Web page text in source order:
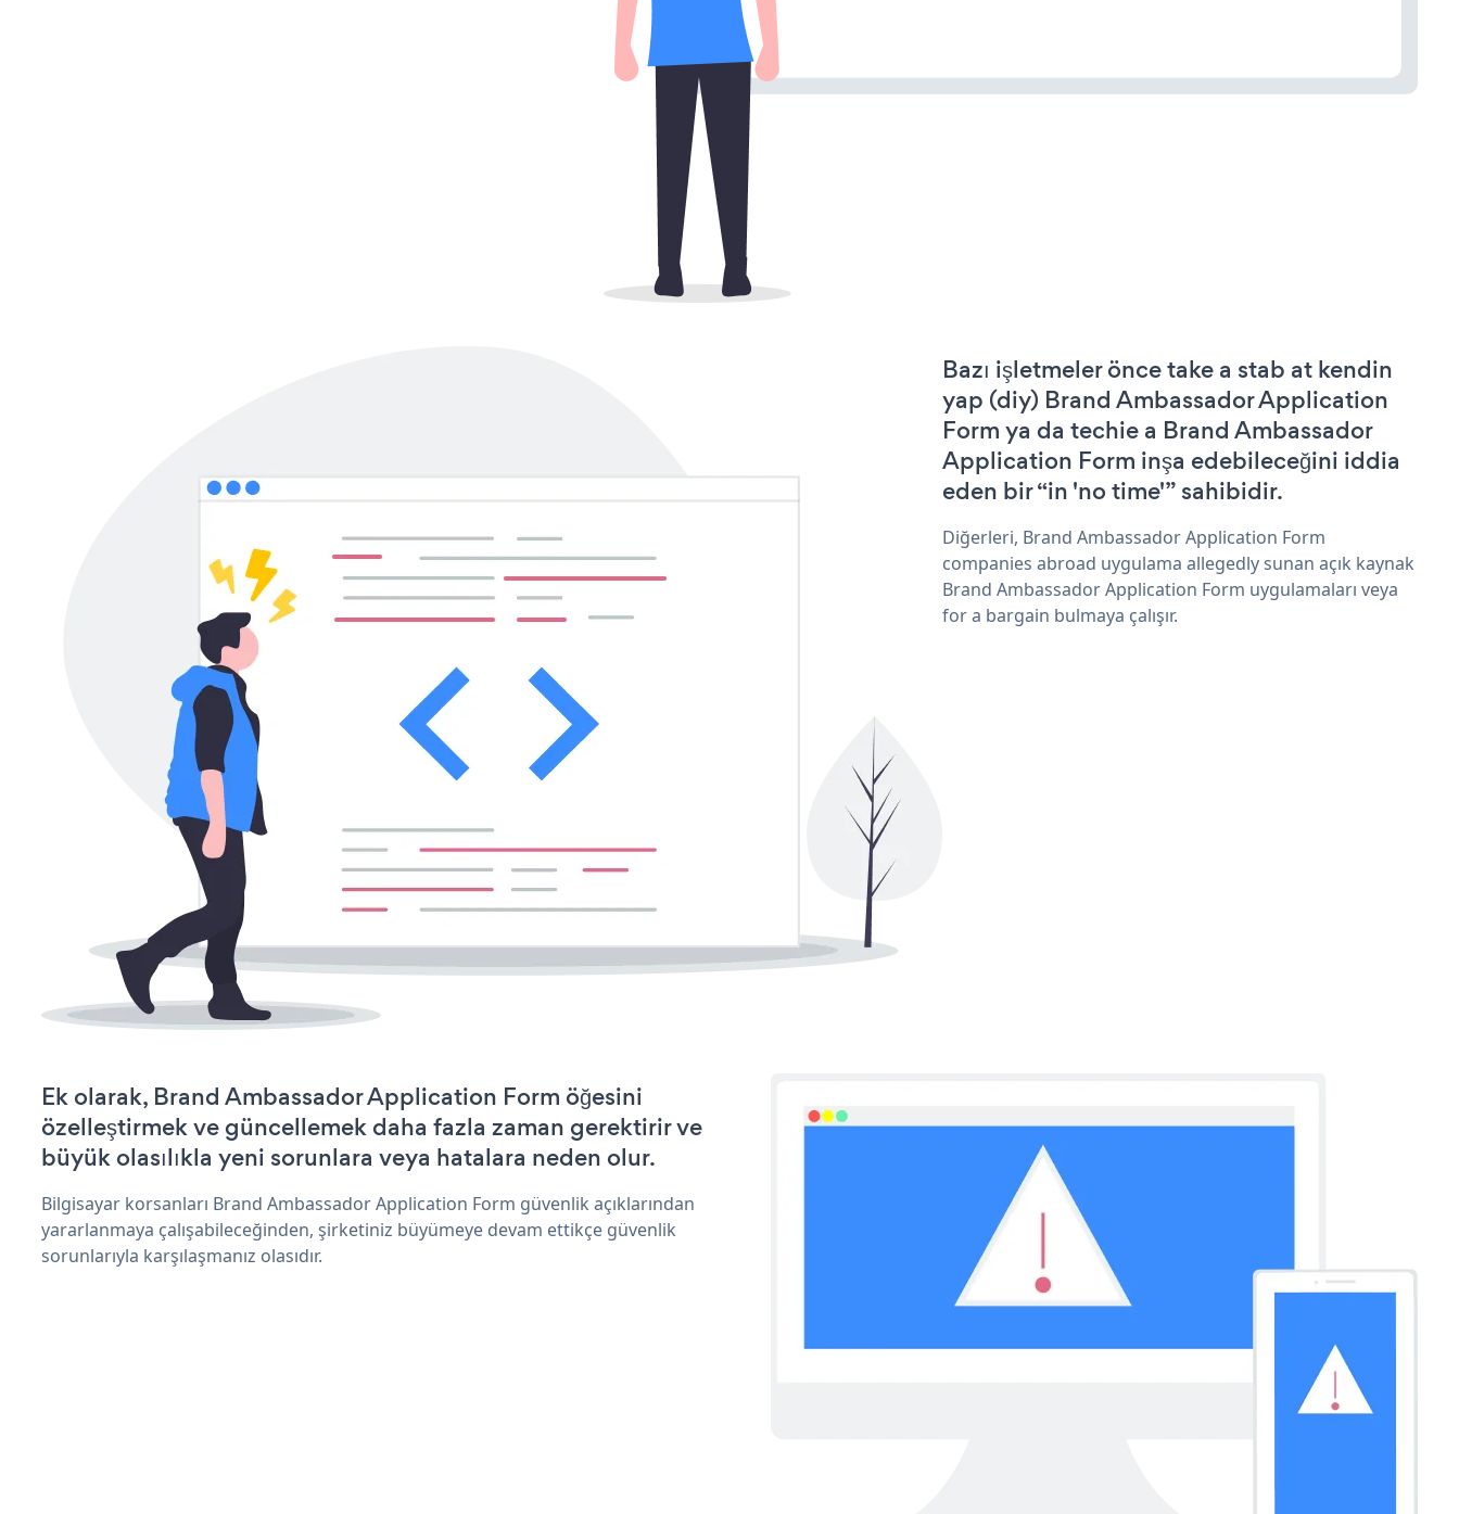
Bazı işletmeler önce take a stab at kendin
yap (diy) Brand Ambassador Application
Form ya da techie a Brand Ambassador
Application Form inşa edebileceğini iddia
eden bir “in 'no time'” sahibidir.
Diğerleri, Brand Ambassador Application Form
companies abroad uygulama allegedly sunan açık kaynak
Brand Ambassador Application Form uygulamaları veya
for a bargain bulmaya çalışır.
Ek olarak, Brand Ambassador Application Form öğesini
özelleştirmek ve güncellemek daha fazla zaman gerektirir ve
büyük olasılıkla yeni sorunlara veya hatalara neden olur.
Bilgisayar korsanları Brand Ambassador Application Form güvenlik açıklarından
yararlanmaya çalışabileceğinden, şirketiniz büyümeye devam ettikçe güvenlik
sorunlarıyla karşılaşmanız olasıdır.